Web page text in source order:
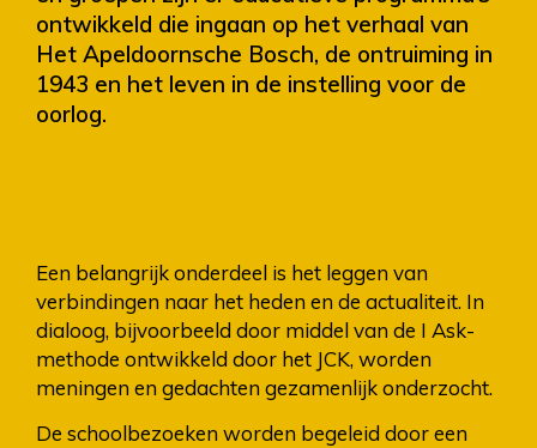
ontwikkeld die ingaan op het verhaal van
Het Apeldoornsche Bosch, de ontruiming in
1943 en het leven in de instelling voor de
oorlog.
Een belangrijk onderdeel is het leggen van
verbindingen naar het heden en de actualiteit. In
dialoog, bijvoorbeeld door middel van de I Ask-
methode ontwikkeld door het JCK, worden
meningen en gedachten gezamenlijk onderzocht.
De schoolbezoeken worden begeleid door een